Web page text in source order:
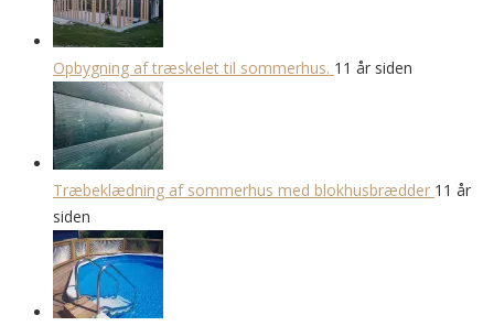
Opbygning af træskelet til sommerhus. 11 år siden
Træbeklædning af sommerhus med blokhusbrædder 11 år
siden